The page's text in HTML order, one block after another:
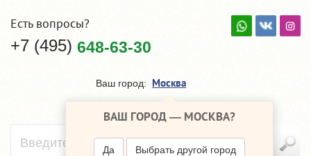
Есть вопросы?
+7 (495) 648-63-30
Ваш город: Москва
ВАШ ГОРОД — МОСКВА?
Да Выбрать другой город